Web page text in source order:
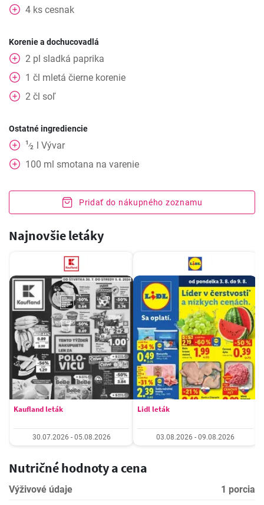
4 ks cesnak
Korenie a dochucovadlá
2 pl sladká paprika
1 čl mletá čierne korenie
2 čl soľ
Ostatné ingrediencie
1⁄2 l Vývar
100 ml smotana na varenie
Pridať do nákupného zoznamu
Najnovšie letáky
Kaufland leták
30.07.2026 - 05.08.2026
Lidl leták
03.08.2026 - 09.08.2026
Nutričné hodnoty a cena
Výživové údaje
1 porcia